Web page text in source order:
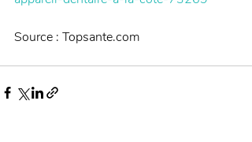
Source : Topsante.com